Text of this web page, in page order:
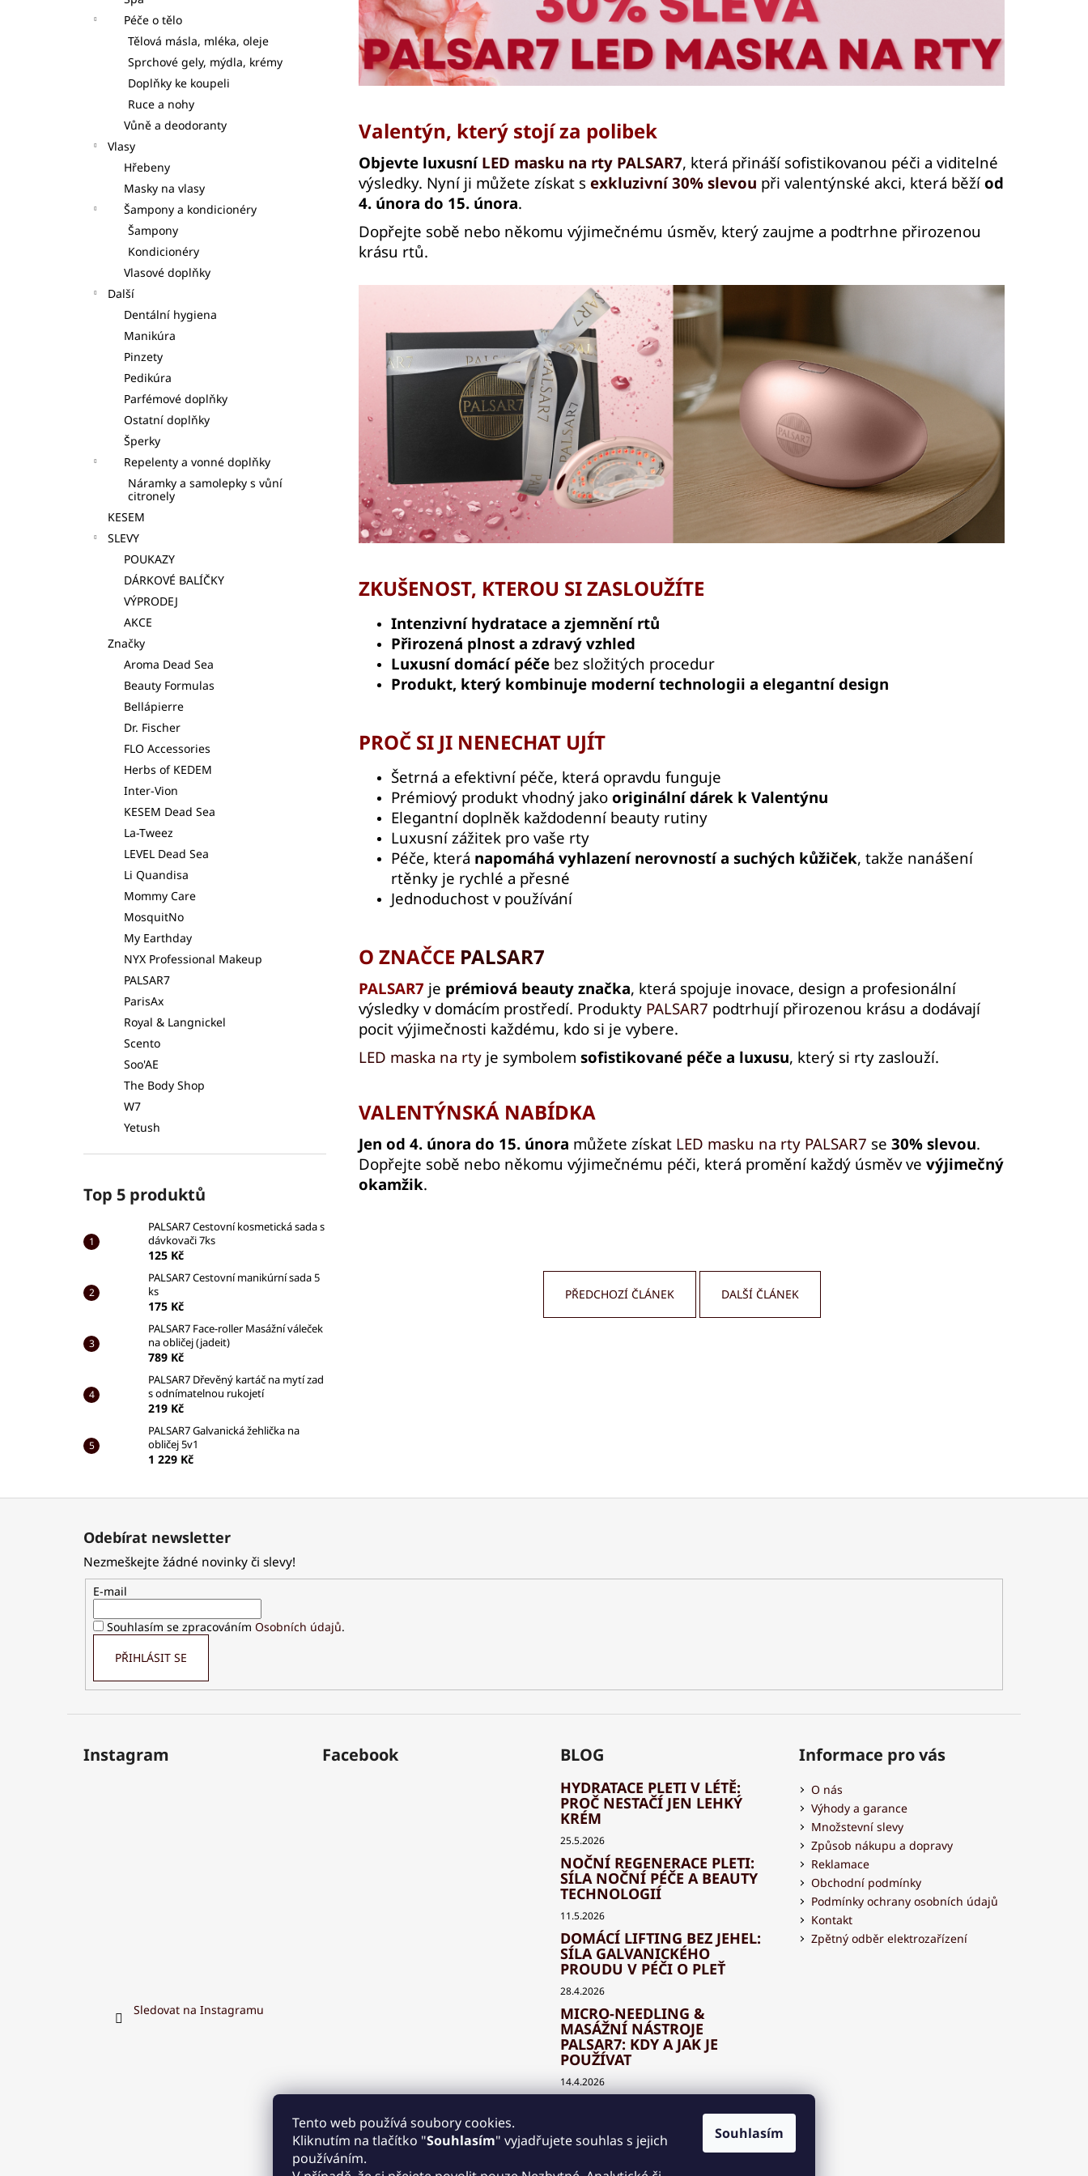
Tento web používá soubory cookies.
Kliknutím na tlačítko "Souhlasím" vyjadřujete souhlas s jejich
používáním.
Souhlasím
Péče o tělo
Tělová másla, mléka, oleje
Sprchové gely, mýdla, krémy
Doplňky ke koupeli
Ruce a nohy
Vůně a deodoranty
Vlasy
Hřebeny
Masky na vlasy
Šampony a kondicionéry
Šampony
Kondicionéry
Vlasové doplňky
Další
Dentální hygiena
Manikúra
Pinzety
Pedikúra
Parfémové doplňky
Ostatní doplňky
Šperky
Repelenty a vonné doplňky
Náramky a samolepky s vůní
citronely
KESEM
SLEVY
POUKAZY
DÁRKOVÉ BALÍČKY
VÝPRODEJ
AKCE
Značky
Aroma Dead Sea
Beauty Formulas
Bellápierre
Dr. Fischer
FLO Accessories
Herbs of KEDEM
Inter-Vion
KESEM Dead Sea
La-Tweez
LEVEL Dead Sea
Li Quandisa
Mommy Care
MosquitNo
My Earthday
NYX Professional Makeup
PALSAR7
ParisAx
Royal & Langnickel
Scento
Soo'AE
The Body Shop
W7
Yetush
Top 5 produktů
PALSAR7 Cestovní kosmetická sada s
dávkovači 7ks
125 Kč
PALSAR7 Cestovní manikúrní sada 5
ks
175 Kč
PALSAR7 Face-roller Masážní váleček
na obličej (jadeit)
789 Kč
PALSAR7 Dřevěný kartáč na mytí zad
s odnímatelnou rukojetí
219 Kč
PALSAR7 Galvanická žehlička na
obličej 5v1
1 229 Kč
Valentýn, který stojí za polibek
Objevte luxusní LED masku na rty PALSAR7, která přináší sofistikovanou péči a viditelné
výsledky. Nyní ji můžete získat s exkluzivní 30% slevou při valentýnské akci, která běží od
4. února do 15. února.
Dopřejte sobě nebo někomu výjimečnému úsměv, který zaujme a podtrhne přirozenou
krásu rtů.
ZKUŠENOST, KTEROU SI ZASLOUŽÍTE
Intenzivní hydratace a zjemnění rtů
Přirozená plnost a zdravý vzhled
Luxusní domácí péče bez složitých procedur
Produkt, který kombinuje moderní technologii a elegantní design
PROČ SI JI NENECHAT UJÍT
Šetrná a efektivní péče, která opravdu funguje
Prémiový produkt vhodný jako originální dárek k Valentýnu
Elegantní doplněk každodenní beauty rutiny
Luxusní zážitek pro vaše rty
Péče, která napomáhá vyhlazení nerovností a suchých kůžiček, takže nanášení
rtěnky je rychlé a přesné
Jednoduchost v používání
O ZNAČCE PALSAR7
PALSAR7 je prémiová beauty značka, která spojuje inovace, design a profesionální
výsledky v domácím prostředí. Produkty PALSAR7 podtrhují přirozenou krásu a dodávají
pocit výjimečnosti každému, kdo si je vybere.
LED maska na rty je symbolem sofistikované péče a luxusu, který si rty zaslouží.
VALENTÝNSKÁ NABÍDKA
Jen od 4. února do 15. února můžete získat LED masku na rty PALSAR7 se 30% slevou.
Dopřejte sobě nebo někomu výjimečnému péči, která promění každý úsměv ve výjimečný
okamžik.
PŘEDCHOZÍ ČLÁNEK DALŠÍ ČLÁNEK
125 Kč
175 Kč
789 Kč
Z
Odebírat newsletter
Nezmeškejte žádné novinky či slevy!
E-mail
Souhlasím se zpracováním Osobních údajů.
PŘIHLÁSIT SE
Instagram
Sledovat na Instagramu
Facebook BLOG
HYDRATACE PLETI V LÉTĚ:
PROČ NESTAČÍ JEN LEHKÝ
KRÉM
25.5.2026
NOČNÍ REGENERACE PLETI:
SÍLA NOČNÍ PÉČE A BEAUTY
TECHNOLOGIÍ
11.5.2026
DOMÁCÍ LIFTING BEZ JEHEL:
SÍLA GALVANICKÉHO
PROUDU V PÉČI O PLEŤ
28.4.2026
MICRO-NEEDLING &
MASÁŽNÍ NÁSTROJE
PALSAR7: KDY A JAK JE
POUŽÍVAT
14.4.2026
BEAUTY TECHNOLOGIE S
KLASICKOU KOSMETIKOU?
Informace pro vás
O nás
Výhody a garance
Množstevní slevy
Způsob nákupu a dopravy
Reklamace
Obchodní podmínky
Podmínky ochrany osobních údajů
Kontakt
Zpětný odběr elektrozařízení